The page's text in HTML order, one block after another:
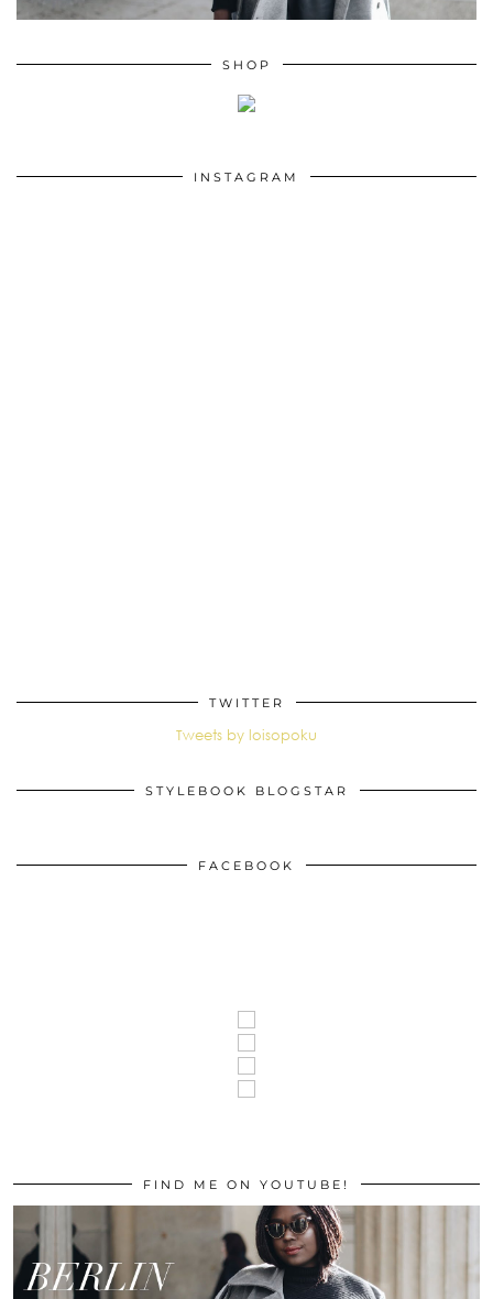
SHOP
INSTAGRAM
TWITTER
Tweets by loisopoku
STYLEBOOK BLOGSTAR
FACEBOOK
FIND ME ON YOUTUBE!